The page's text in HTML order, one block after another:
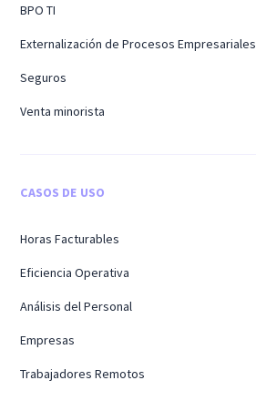
BPO TI
Externalización de Procesos Empresariales
Seguros
Venta minorista
CASOS DE USO
Horas Facturables
Eficiencia Operativa
Análisis del Personal
Empresas
Trabajadores Remotos